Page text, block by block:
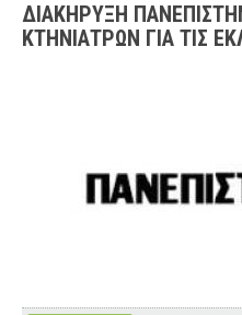
ΔΙΑΚΗΡΥΞΗ
ΚΤΗΝΙΑΤΡΩΝ ΓΙΑ ΤΙΣ